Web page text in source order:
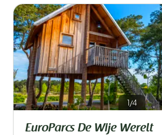
In de buurt
Aanbieder
Faciliteiten accommodatie
Accommodatiegrootte
1/4
EuroParcs De Wije Werelt